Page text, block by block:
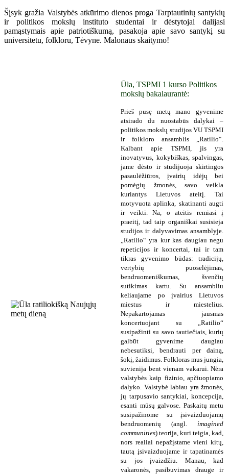
Šįsyk gražia Valstybės atkūrimo dienos proga Tarptautinių santykių
ir politikos mokslų instituto studentai ir dėstytojai dalijasi
pamąstymais apie patriotiškumą, pasakoja apie savo santykį su
universitetu, folkloru, Tėvyne. Malonaus skaitymo!
Ūla, TSPMI 1 kurso Politikos
mokslų bakalaurantė:
Prieš pusę metų mano gyvenime
atsirado du nuostabūs dalykai –
politikos mokslų studijos VU TSPMI
ir folkloro ansamblis „Ratilio“.
Kalbant apie TSPMI, jis yra
inovatyvus, kokybiškas, spalvingas,
jame dėsto ir studijuoja skirtingos
pasaulėžiūros, įvairių idėjų bei
pomėgių žmonės, savo veikla
kuriantys Lietuvos ateitį. Tai
motyvuota aplinka, skatinanti augti
ir veikti. Na, o ateitis remiasi į
praeitį, tad taip organiškai susisieja
studijos ir dalyvavimas ansamblyje.
„Ratilio“ yra kur kas daugiau negu
repeticijos ir koncertai, tai ir tam
tikras gyvenimo būdas: tradicijų,
vertybių puoselėjimas,
bendruomeniškumas, švenčių
sutikimas kartu. Su ansambliu
keliaujame po įvairius Lietuvos
miestus ir miestelius.
Nepakartojamas jausmas
koncertuojant su „Ratilio“
susipažinti su savo tautiečiais, kurių
galbūt gyvenime daugiau
nebesutiksi, bendrauti per dainą,
šokį, žaidimus. Folkloras mus jungia,
suvienija bent vienam vakarui. Nėra
valstybės kaip fizinio, apčiuopiamo
dalyko. Valstybė labiau yra žmonės,
jų tarpusavio santykiai, koncepcija,
esanti mūsų galvose. Paskaitų metu
susipažinome su įsivaizduojamų
bendruomenių (angl. imagined
communities) teorija, kuri teigia, kad,
nors realiai nepažįstame vieni kitų,
tautą įsivaizduojame ir tapatinamės
su jos įvaizdžiu. Manau, kad
vakaronės, pasibuvimas drauge ir